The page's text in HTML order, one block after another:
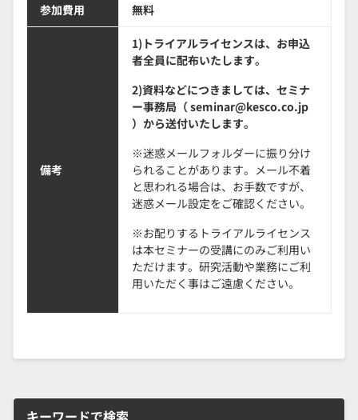
参加費用 無料
備考
1)トライアルライセンスは、お申込
者全員に配布いたします。
2)資料などにつきましては、セミナ
ー事務局（ seminar@kesco.co.jp
）から送付いたします。
※迷惑メールフォルダーに振り分け
られることがあります。メール不着
と思われる場合は、お手数ですが、
迷惑メール設定をご確認ください。
※お配りするトライアルライセンス
は本セミナーの受講にのみご利用い
ただけます。研究活動や業務にご利
用いただく事はご遠慮ください。
キーワードで検索